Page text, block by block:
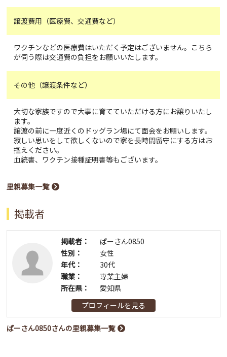
譲渡費用（医療費、交通費など）
ワクチンなどの医療費はいただく予定はございません。こちら
が伺う際は交通費の負担をお願いいたします。
その他（譲渡条件など）
大切な家族ですので大事に育てていただける方にお譲りいたし
ます。
譲渡の前に一度近くのドッグラン場にて面会をお願いします。
寂しい思いをして欲しくないので家を長時間留守にする方はお
控えください。
血統書、ワクチン接種証明書等もございます。
里親募集一覧
掲載者
掲載者：
ぱーさん0850
性別：
女性
年代：
30代
職業：
専業主婦
所在県：
愛知県
プロフィールを見る
ぱーさん0850さんの里親募集一覧